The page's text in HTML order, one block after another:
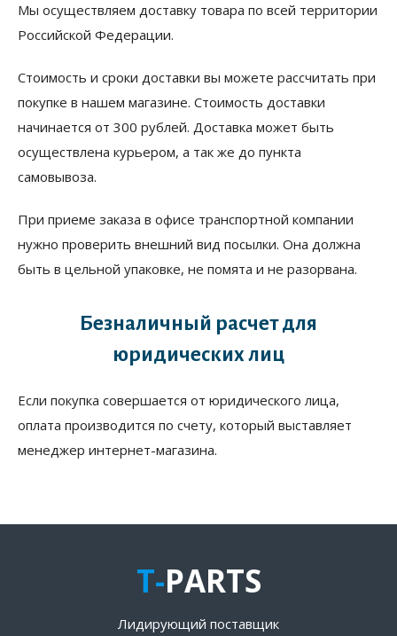
Мы осуществляем доставку товара по всей территории
Российской Федерации.
Стоимость и сроки доставки вы можете рассчитать при
покупке в нашем магазине. Стоимость доставки
начинается от 300 рублей. Доставка может быть
осуществлена курьером, а так же до пункта
самовывоза.
При приеме заказа в офисе транспортной компании
нужно проверить внешний вид посылки. Она должна
быть в цельной упаковке, не помята и не разорвана.
Безналичный расчет для
юридических лиц
Если покупка совершается от юридического лица,
оплата производится по счету, который выставляет
менеджер интернет-магазина.
T-PARTS
Лидирующий поставщик